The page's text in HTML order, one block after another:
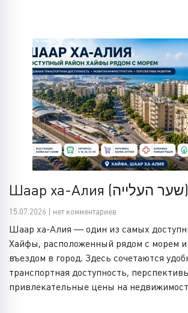
Шаар ха-Алия (שער העלייה)
15.07.2026 | нет комментариев
Шаар ха-Алия — один из самых
Хайфы, расположенный рядом с морем
въездом в город. Здесь сочетаются
транспортная доступность,
привлекательные цены на